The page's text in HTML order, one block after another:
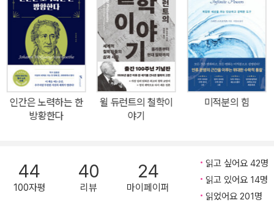
년 이탈리아 트레비소국제만화페스티벌 ★ ‘최고의 외국어만화상’ 수
상 ★ 2010년 뉴애틀랜틱인디펜던트 북셀러즈어워드 수상 2010년
네덜란드출판상 수상 ★ 2011년 프랑스 앙굴렘국제만화페스티벌 그
랑프리 후보 ★ 논리적으로 완전무결한 수학의 토대를 찾아나선 러
셀, 신화가 된 그가 걸어간 이성과 광기, 사랑과 전쟁의 여로! 《로지코
믹스Logicomix: An Epic Search for Truth》는 영국이 낳은 ‘불세
출의 지성’ 버트런드 러셀의 드라마틱한 삶과 열정적인 진리 추구의
를 중심으로 이루어졌으며 초판 또한 2008년에 그리스에서 출간되
었다. 2009년에 영미권 출판 시장에 상륙하자마자 아마존과 뉴욕타
임스의 베스트셀러에 오르면서 선풍적인 인기를 끌었고, 현재까지 전
인간은 노력하는 한
방황한다
윌 듀런트의 철학이
야기
미적분의 힘
44
100자평
40
리뷰
24
마이페이퍼
읽고 싶어요 42명
읽고 있어요 14명
읽었어요 201명